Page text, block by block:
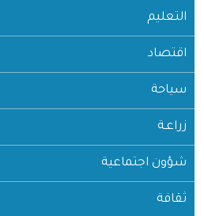
التعليم
اقتصاد
سياحة
زراعـة
شؤون اجتماعية
ثقافة